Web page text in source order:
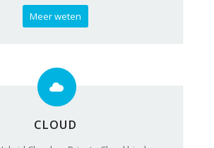
Meer weten
CLOUD